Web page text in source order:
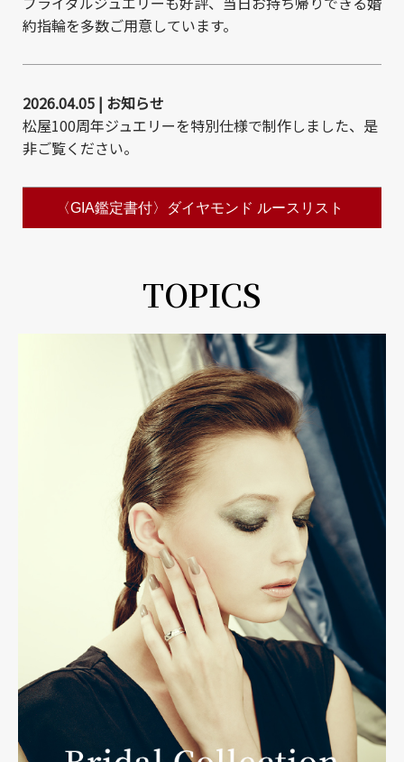
約指輪を多数ご用意しています。
2026.04.05 | お知らせ
松屋100周年ジュエリーを特別仕様で制作しました、是
非ご覧ください。
〈GIA鑑定書付〉ダイヤモンド ルースリスト
TOPICS